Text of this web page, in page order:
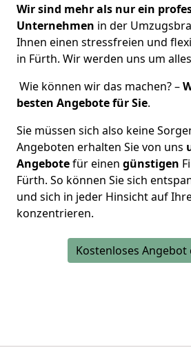
Wir sind mehr als nur ein
Unternehmen in der
Ihnen einen stressfreien und
in Fürth. Wir werden uns um
Wie können wir das machen? –
besten Angebote für Sie.
Sie müssen sich also keine
Angeboten erhalten Sie von uns
Angebotefür einen günstigen
Fürth. So können Sie sich
und sich in jeder Hinsicht auf
konzentrieren.
Kostenloses Angebot